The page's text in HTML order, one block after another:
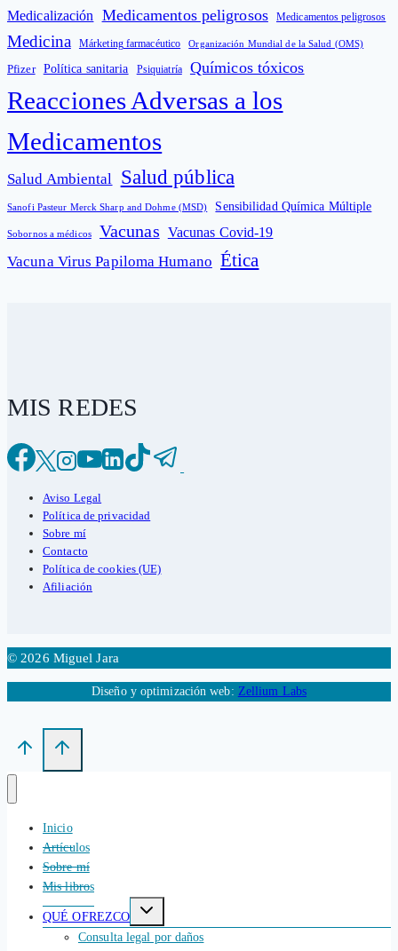
Medicalización Medicamentos peligrosos Medicamentos peligrosos
Medicina Márketing farmacéutico Organización Mundial de la Salud (OMS)
Pfizer Política sanitaria Psiquiatría Químicos tóxicos
Reacciones Adversas a los
Medicamentos
Salud Ambiental Salud pública
Sanofi Pasteur Merck Sharp and Dohme (MSD) Sensibilidad Química Múltiple
Sobornos a médicos Vacunas Vacunas Covid-19
Vacuna Virus Papiloma Humano Ética
MIS REDES
Aviso Legal
Política de privacidad
Sobre mí
Contacto
Política de cookies (UE)
Afiliación
© 2026 Miguel Jara
Diseño y optimización web: Zellium Labs
Inicio
Artículos
Sobre mí
Mis libros
QUÉ OFREZCO
Alternar
hijo
Consulta legal por daños